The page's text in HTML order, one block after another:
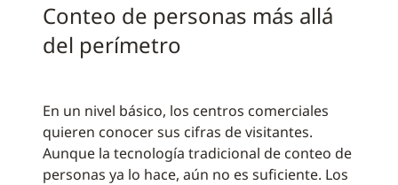
Conteo de personas más allá
del perímetro
En un nivel básico, los centros comerciales
quieren conocer sus cifras de visitantes.
Aunque la tecnología tradicional de conteo de
personas ya lo hace, aún no es suficiente. Los